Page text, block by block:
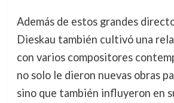
Además de estos grandes
Dieskau también cultivó una
con varios compositores
no solo le dieron nuevas obras
sino que también influyeron en